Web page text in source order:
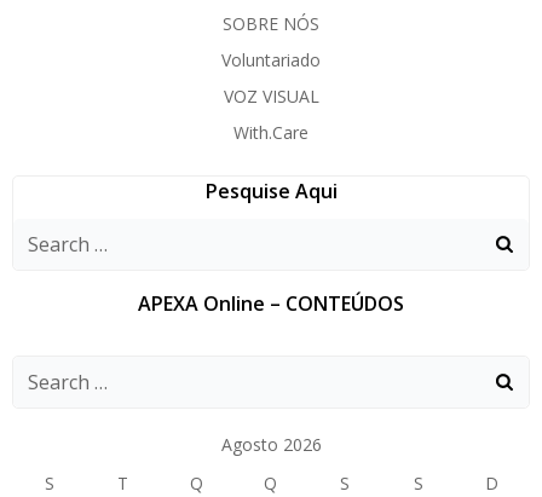
SOBRE NÓS
Voluntariado
VOZ VISUAL
With.Care
Pesquise Aqui
APEXA Online – CONTEÚDOS
Agosto 2026
S
T Q Q S S
D